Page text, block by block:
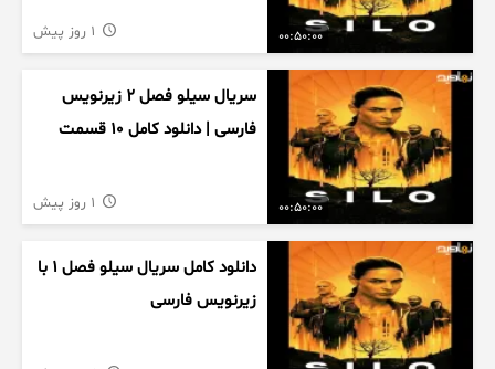
00:50:00
00:50:00
سریال سیلو فصل ۲ زیرنویس
فارسی | دانلود کامل ۱۰ قسمت
دانلود کامل سریال سیلو فصل ۱ با
زیرنویس فارسی